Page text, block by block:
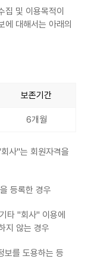
집 및 이용목적이
에 대해서는 아래의
보존기간
6개월
사"는 회원자격을
등록한 경우
타 "회사" 이용에
지 않는 경우
보를 도용하는 등